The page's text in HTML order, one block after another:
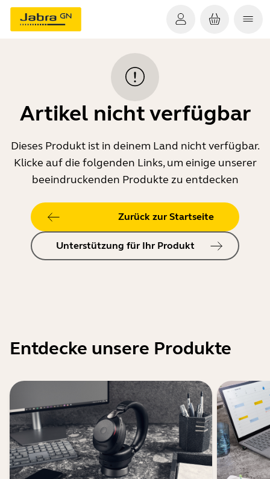
Artikel nicht verfügbar
Dieses Produkt ist in deinem Land nicht verfügbar.
Klicke auf die folgenden Links, um einige unserer
beeindruckenden Produkte zu entdecken
Zurück zur Startseite
Unterstützung für Ihr Produkt
Entdecke unsere Produkte